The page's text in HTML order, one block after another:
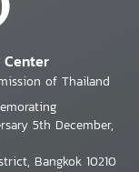
of Thailand
5th December,
Bangkok 10210